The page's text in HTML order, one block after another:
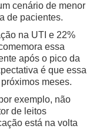
cenário de menor
de pacientes.
na UTI e 22%
essa
após o pico da
é que essa
meses.
exemplo, não
de leitos
está na volta